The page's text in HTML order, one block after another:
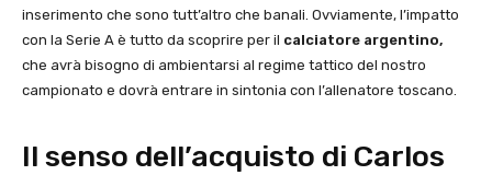
inserimento che sono tutt’altro che banali. Ovviamente, l’impatto
con la Serie A è tutto da scoprire per il calciatore argentino,
che avrà bisogno di ambientarsi al regime tattico del nostro
campionato e dovrà entrare in sintonia con l’allenatore toscano.
Il senso dell’acquisto di Carlos